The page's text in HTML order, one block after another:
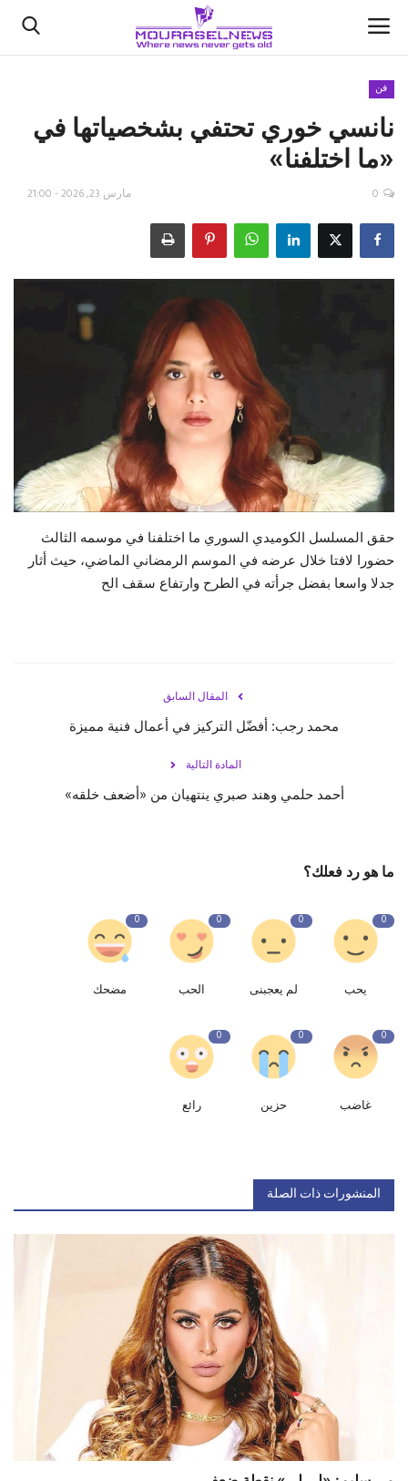
الأخبار
كتّابنا
اقتصاد
فن
نانسي خوري تحتفي بشخصياتها في
«ما اختلفنا»
مارس 23, 2026 - 21:00 0
حقق المسلسل الكوميدي السوري ما اختلفنا في موسمه الثالث
حضورا لافتا خلال عرضه في الموسم الرمضاني الماضي، حيث أثار
جدلا واسعا بفضل جرأته في الطرح وارتفاع سقف الح
المقال السابق
محمد رجب: أفضّل التركيز في أعمال فنية مميزة
المادة التالية
أحمد حلمي وهند صبري ينتهيان من «أضعف خلقه»
ما هو رد فعلك؟
0
يحب
0
لم يعجبنى
0
الحب
0
مضحك
0
غاضب
0
حزين
0
رائع
المنشورات ذات الصلة